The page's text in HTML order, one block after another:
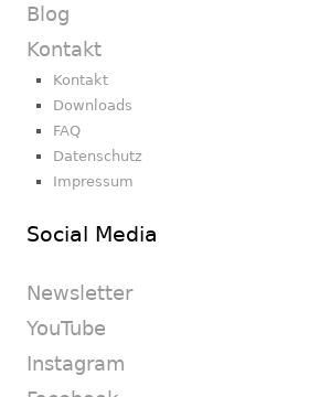
Blog
Kontakt
Kontakt
Downloads
FAQ
Datenschutz
Impressum
Social Media
Newsletter
YouTube
Instagram